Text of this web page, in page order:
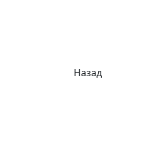
Назад